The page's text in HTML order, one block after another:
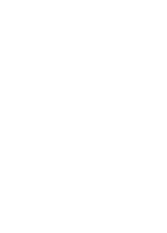
人は
蕭々と吹き
香気につ
おびただしい墓石
人生に絶
道半ばにし
語り尽くして
一歩
落ち葉を
この迷い道